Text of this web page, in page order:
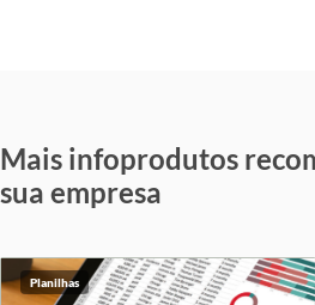
Mais infoprodutos
sua empresa
Planilhas